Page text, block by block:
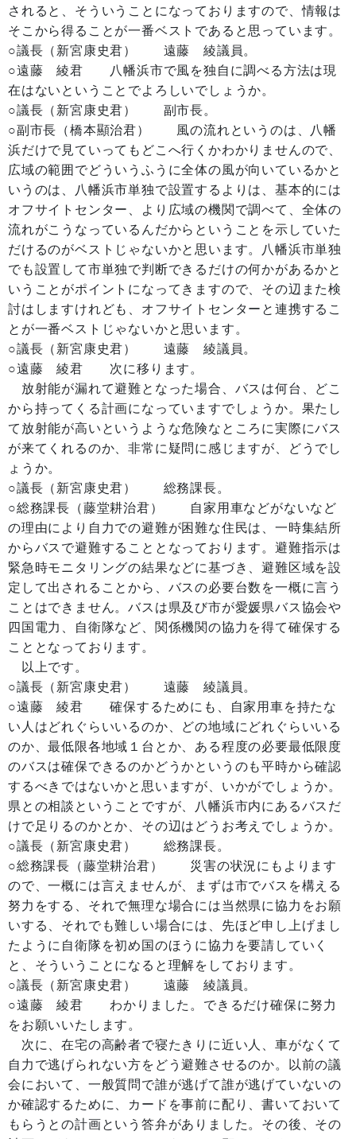
されると、そういうことになっておりますので、情報は
そこから得ることが一番ベストであると思っています。
○議長（新宮康史君） 遠藤 綾議員。
○遠藤 綾君 八幡浜市で風を独自に調べる方法は現
在はないということでよろしいでしょうか。
○議長（新宮康史君） 副市長。
○副市長（橋本顯治君） 風の流れというのは、八幡
浜だけで見ていってもどこへ行くかわかりませんので、
広域の範囲でどういうふうに全体の風が向いているかと
いうのは、八幡浜市単独で設置するよりは、基本的には
オフサイトセンター、より広域の機関で調べて、全体の
流れがこうなっているんだからということを示していた
だけるのがベストじゃないかと思います。八幡浜市単独
でも設置して市単独で判断できるだけの何かがあるかと
いうことがポイントになってきますので、その辺また検
討はしますけれども、オフサイトセンターと連携するこ
とが一番ベストじゃないかと思います。
○議長（新宮康史君） 遠藤 綾議員。
○遠藤 綾君 次に移ります。
放射能が漏れて避難となった場合、バスは何台、どこ
から持ってくる計画になっていますでしょうか。果たし
て放射能が高いというような危険なところに実際にバス
が来てくれるのか、非常に疑問に感じますが、どうでし
ょうか。
○議長（新宮康史君） 総務課長。
○総務課長（藤堂耕治君） 自家用車などがないなど
の理由により自力での避難が困難な住民は、一時集結所
からバスで避難することとなっております。避難指示は
緊急時モニタリングの結果などに基づき、避難区域を設
定して出されることから、バスの必要台数を一概に言う
ことはできません。バスは県及び市が愛媛県バス協会や
四国電力、自衛隊など、関係機関の協力を得て確保する
こととなっております。
以上です。
○議長（新宮康史君） 遠藤 綾議員。
○遠藤 綾君 確保するためにも、自家用車を持たな
い人はどれぐらいいるのか、どの地域にどれぐらいいる
のか、最低限各地域１台とか、ある程度の必要最低限度
のバスは確保できるのかどうかというのも平時から確認
するべきではないかと思いますが、いかがでしょうか。
県との相談ということですが、八幡浜市内にあるバスだ
けで足りるのかとか、その辺はどうお考えでしょうか。
○議長（新宮康史君） 総務課長。
○総務課長（藤堂耕治君） 災害の状況にもよります
ので、一概には言えませんが、まずは市でバスを構える
努力をする、それで無理な場合には当然県に協力をお願
いする、それでも難しい場合には、先ほど申し上げまし
たように自衛隊を初め国のほうに協力を要請していく
と、そういうことになると理解をしております。
○議長（新宮康史君） 遠藤 綾議員。
○遠藤 綾君 わかりました。できるだけ確保に努力
をお願いいたします。
次に、在宅の高齢者で寝たきりに近い人、車がなくて
自力で逃げられない方をどう避難させるのか。以前の議
会において、一般質問で誰が逃げて誰が逃げていないの
か確認するために、カードを事前に配り、書いておいて
もらうとの計画という答弁がありました。その後、その